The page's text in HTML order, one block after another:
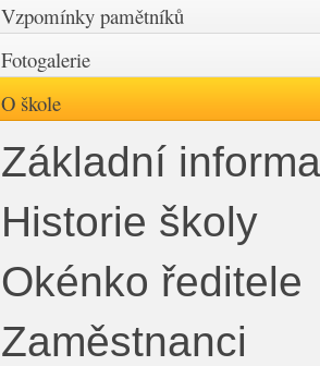
Vzpomínky pamětníků
Fotogalerie
O škole
Základní
Historie školy
Okénko ředitele
Zaměstnanci